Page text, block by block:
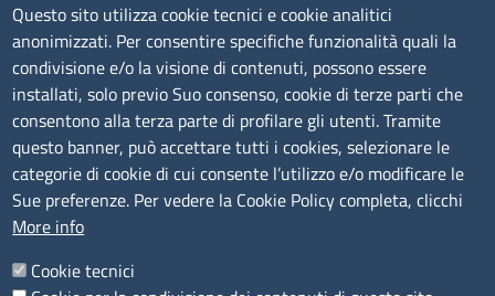
Privacy
Cookie policy
Note legali
Mappa del sito
Accesso riservato
SEGUICI SU
Questo sito utilizza cookie tecnici e cookie analitici
anonimizzati. Per consentire specifiche funzionalità quali la
condivisione e/o la visione di contenuti, possono essere
installati, solo previo Suo consenso, cookie di terze parti che
consentono alla terza parte di profilare gli utenti. Tramite
questo banner, può accettare tutti i cookies, selezionare le
categorie di cookie di cui consente l’utilizzo e/o modificare le
Sue preferenze. Per vedere la Cookie Policy completa, clicchi
More info
Cookie tecnici